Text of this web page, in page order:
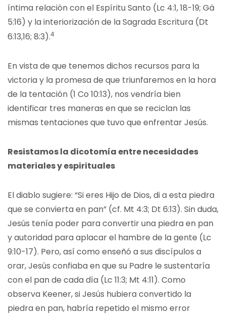
íntima relación con el Espíritu Santo (Lc 4:1, 18-19; Gá
5:16) y la interiorización de la Sagrada Escritura (Dt
6:13,16; 8:3).4
En vista de que tenemos dichos recursos para la
victoria y la promesa de que triunfaremos en la hora
de la tentación (1 Co 10:13), nos vendría bien
identificar tres maneras en que se reciclan las
mismas tentaciones que tuvo que enfrentar Jesús.
Resistamos la dicotomía entre necesidades
materiales y espirituales
El diablo sugiere: “Si eres Hijo de Dios, di a esta piedra
que se convierta en pan” (cf. Mt 4:3; Dt 6:13). Sin duda,
Jesús tenía poder para convertir una piedra en pan
y autoridad para aplacar el hambre de la gente (Lc
9:10-17). Pero, así como enseñó a sus discípulos a
orar, Jesús confiaba en que su Padre le sustentaría
con el pan de cada día (Lc 11:3; Mt 4:11). Como
observa Keener, si Jesús hubiera convertido la
piedra en pan, habría repetido el mismo error